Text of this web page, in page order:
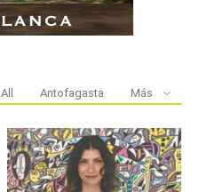
All Antofagasta Más